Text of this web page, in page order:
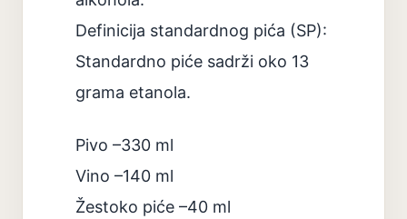
Definicija standardnog pića (SP):
Standardno piće sadrži oko 13
grama etanola.
Pivo –330 ml
Vino –140 ml
Žestoko piće –40 ml